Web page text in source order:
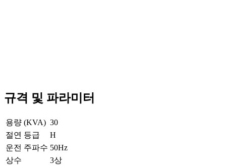
규격 및 파라미터
용량 (KVA) 30
절연 등급
H
운전 주파수 50Hz
상수
3상